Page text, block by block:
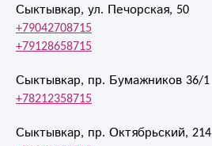
Сыктывкар, ул. Печорская, 50
+79042708715
+79128658715
Сыктывкар, пр. Бумажников 36/1
+78212358715
Сыктывкар, пр. Октябрьский, 214